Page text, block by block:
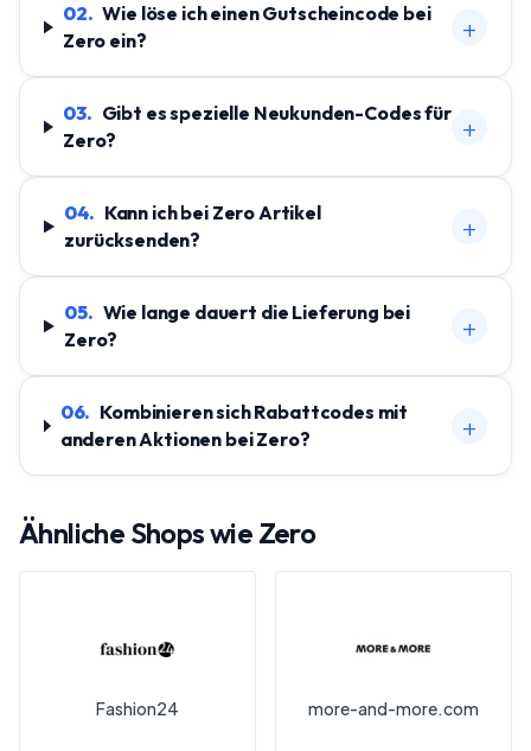
02. Wie löse ich einen Gutscheincode bei
Zero ein?
+
03. Gibt es spezielle Neukunden-Codes für
Zero?
+
04. Kann ich bei Zero Artikel
zurücksenden?
+
05. Wie lange dauert die Lieferung bei
Zero?
+
06. Kombinieren sich Rabattcodes mit
anderen Aktionen bei Zero?
+
Ähnliche Shops wie Zero
Fashion24 more-and-more.com